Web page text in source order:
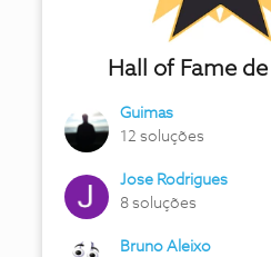
Hall of Fame
Guimas
12 soluções
Jose Rodrigues
8 soluções
Bruno Aleixo